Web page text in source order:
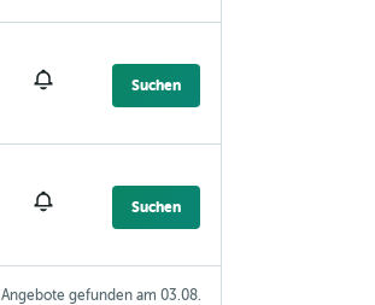
Suchen
Suchen
Angebote gefunden am 03.08.